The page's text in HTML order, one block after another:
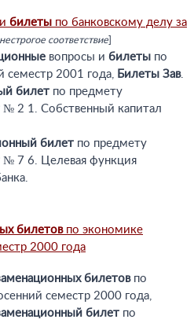
билеты по банковскому делу за
нестрогое соответствие
вопросы и билеты по
семестр 2001 года, Билеты Зав.
билет по предмету
№ 2 1. Собственный капитал
билет по предмету
№ 7 6. Целевая функция
билетовпо экономике
2000 года
билетовпо
семестр 2000 года,
билет по